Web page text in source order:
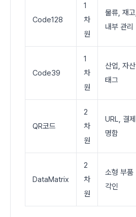
Code128
1
차
원
물류, 재고,
내부 관리
Code39
1
차
원
산업, 자산
태그
QR코드
2
차
원
URL, 결제,
명함
DataMatrix
2
차
원
소형 부품
각인